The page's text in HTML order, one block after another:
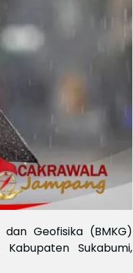
Geofisika (BMKG)
Sukabumi,